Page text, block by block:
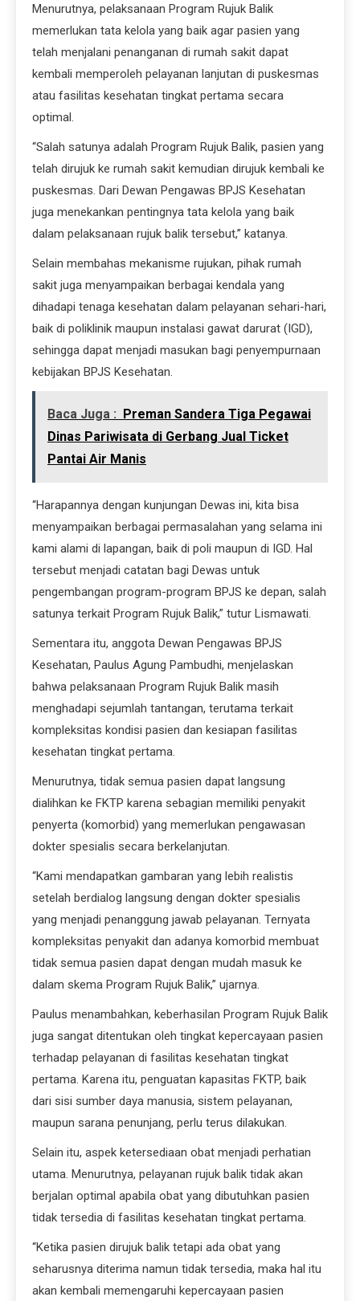
Menurutnya, pelaksanaan Program Rujuk Balik
memerlukan tata kelola yang baik agar pasien yang
telah menjalani penanganan di rumah sakit dapat
kembali memperoleh pelayanan lanjutan di puskesmas
atau fasilitas kesehatan tingkat pertama secara
optimal.
“Salah satunya adalah Program Rujuk Balik, pasien yang
telah dirujuk ke rumah sakit kemudian dirujuk kembali ke
puskesmas. Dari Dewan Pengawas BPJS Kesehatan
juga menekankan pentingnya tata kelola yang baik
dalam pelaksanaan rujuk balik tersebut,” katanya.
Selain membahas mekanisme rujukan, pihak rumah
sakit juga menyampaikan berbagai kendala yang
dihadapi tenaga kesehatan dalam pelayanan sehari-hari,
baik di poliklinik maupun instalasi gawat darurat (IGD),
sehingga dapat menjadi masukan bagi penyempurnaan
kebijakan BPJS Kesehatan.
Baca Juga : Preman Sandera Tiga Pegawai
Dinas Pariwisata di Gerbang Jual Ticket
Pantai Air Manis
“Harapannya dengan kunjungan Dewas ini, kita bisa
menyampaikan berbagai permasalahan yang selama ini
kami alami di lapangan, baik di poli maupun di IGD. Hal
tersebut menjadi catatan bagi Dewas untuk
pengembangan program-program BPJS ke depan, salah
satunya terkait Program Rujuk Balik,” tutur Lismawati.
Sementara itu, anggota Dewan Pengawas BPJS
Kesehatan, Paulus Agung Pambudhi, menjelaskan
bahwa pelaksanaan Program Rujuk Balik masih
menghadapi sejumlah tantangan, terutama terkait
kompleksitas kondisi pasien dan kesiapan fasilitas
kesehatan tingkat pertama.
Menurutnya, tidak semua pasien dapat langsung
dialihkan ke FKTP karena sebagian memiliki penyakit
penyerta (komorbid) yang memerlukan pengawasan
dokter spesialis secara berkelanjutan.
“Kami mendapatkan gambaran yang lebih realistis
setelah berdialog langsung dengan dokter spesialis
yang menjadi penanggung jawab pelayanan. Ternyata
kompleksitas penyakit dan adanya komorbid membuat
tidak semua pasien dapat dengan mudah masuk ke
dalam skema Program Rujuk Balik,” ujarnya.
Paulus menambahkan, keberhasilan Program Rujuk Balik
juga sangat ditentukan oleh tingkat kepercayaan pasien
terhadap pelayanan di fasilitas kesehatan tingkat
pertama. Karena itu, penguatan kapasitas FKTP, baik
dari sisi sumber daya manusia, sistem pelayanan,
maupun sarana penunjang, perlu terus dilakukan.
Selain itu, aspek ketersediaan obat menjadi perhatian
utama. Menurutnya, pelayanan rujuk balik tidak akan
berjalan optimal apabila obat yang dibutuhkan pasien
tidak tersedia di fasilitas kesehatan tingkat pertama.
“Ketika pasien dirujuk balik tetapi ada obat yang
seharusnya diterima namun tidak tersedia, maka hal itu
akan kembali memengaruhi kepercayaan pasien